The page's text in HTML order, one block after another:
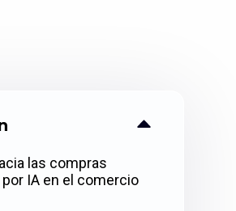
las compras
IA en el comercio